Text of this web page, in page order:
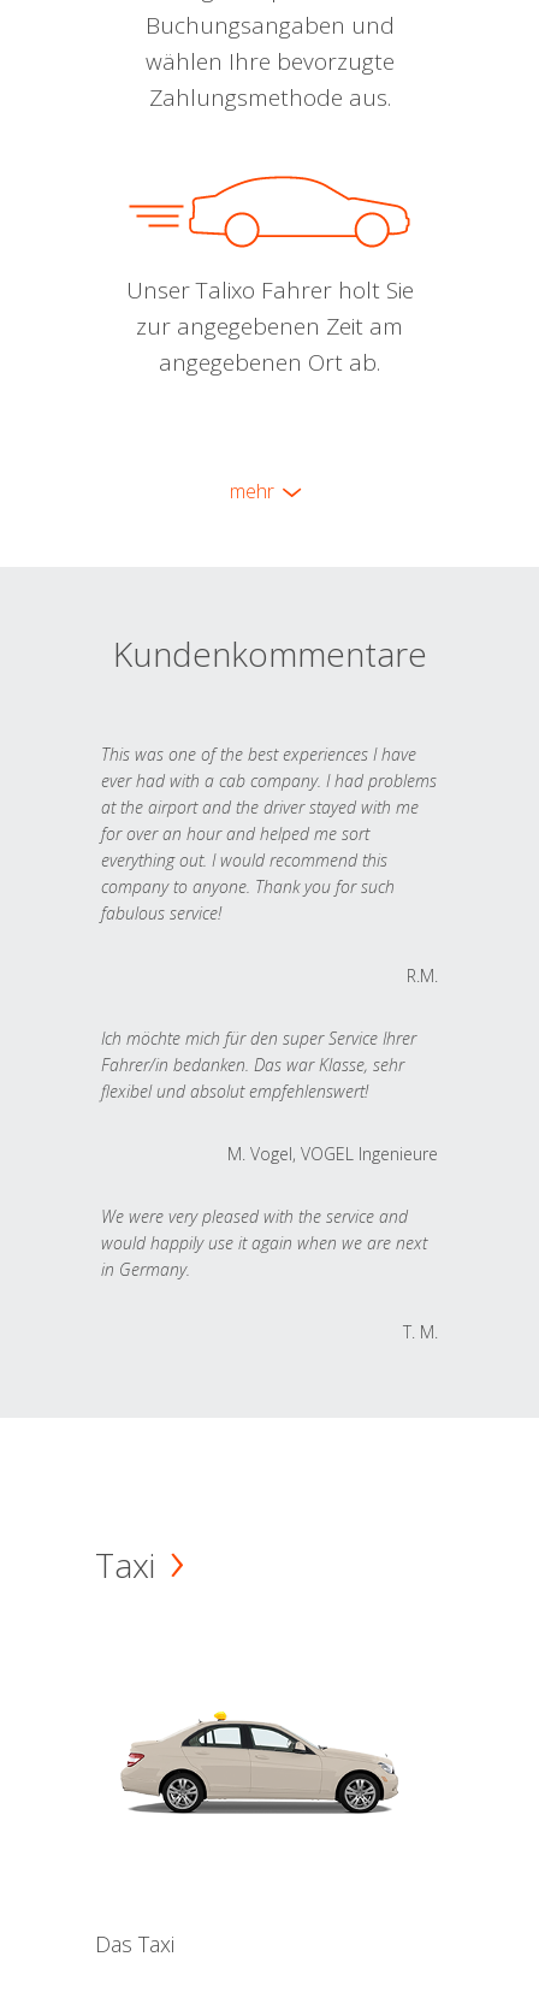
Buchungsangaben und
wählen Ihre bevorzugte
Zahlungsmethode aus.
Unser Talixo Fahrer holt Sie
zur angegebenen Zeit am
angegebenen Ort ab.
mehr
Kundenkommentare
This was one of the best experiences I have
ever had with a cab company. I had problems
at the airport and the driver stayed with me
for over an hour and helped me sort
everything out. I would recommend this
company to anyone. Thank you for such
fabulous service!
R.M.
Ich möchte mich für den super Service Ihrer
Fahrer/in bedanken. Das war Klasse, sehr
flexibel und absolut empfehlenswert!
M. Vogel, VOGEL Ingenieure
We were very pleased with the service and
would happily use it again when we are next
in Germany.
T. M.
Taxi
Das Taxi